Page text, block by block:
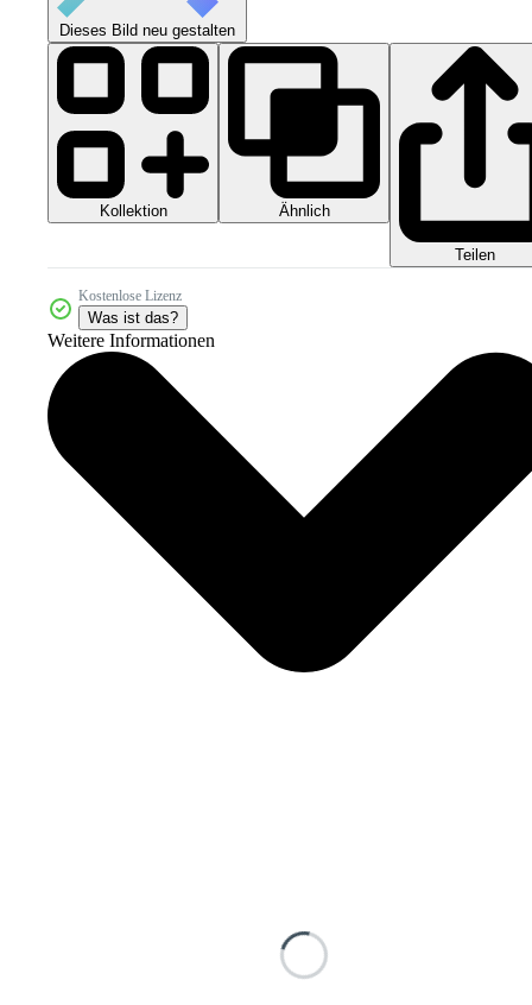
Dieses Bild neu gestalten
Kollektion Ähnlich
Teilen
Kostenlose Lizenz
Was ist das?
Weitere Informationen